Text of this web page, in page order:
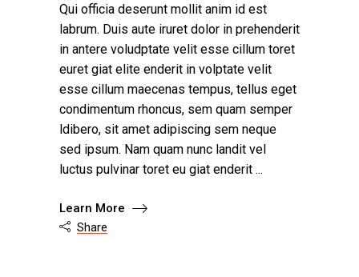
Qui officia deserunt mollit anim id est
labrum. Duis aute iruret dolor in prehenderit
in antere voludptate velit esse cillum toret
euret giat elite enderit in volptate velit
esse cillum maecenas tempus, tellus eget
condimentum rhoncus, sem quam semper
ldibero, sit amet adipiscing sem neque
sed ipsum. Nam quam nunc landit vel
luctus pulvinar toret eu giat enderit
Learn More
 Share